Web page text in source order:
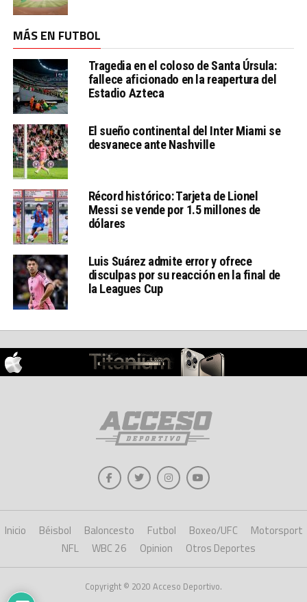
MÁS EN FUTBOL
Tragedia en el coloso de Santa Úrsula:
fallece aficionado en la reapertura del
Estadio Azteca
El sueño continental del Inter Miami se
desvanece ante Nashville
Récord histórico: Tarjeta de Lionel
Messi se vende por 1.5 millones de
dólares
Luis Suárez admite error y ofrece
disculpas por su reacción en la final de
la Leagues Cup
Inicio Béisbol Baloncesto Futbol Boxeo/UFC
Motorsport
NFL
WBC 26 Opinion Otros Deportes
Copyright © 2020 Acceso Deportivo.